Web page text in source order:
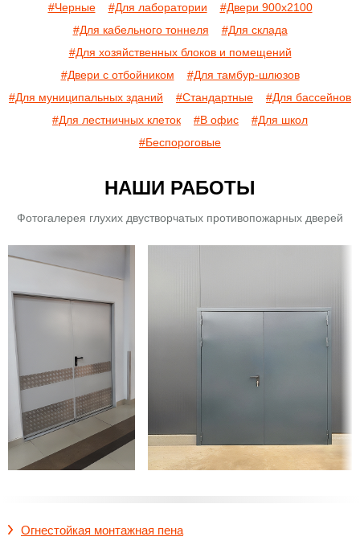
#Черные
#Для лаборатории
#Двери 900х2100
#Для кабельного тоннеля
#Для склада
#Для хозяйственных блоков и помещений
#Двери с отбойником
#Для тамбур-шлюзов
#Для муниципальных зданий
#Стандартные
#Для бассейнов
#Для лестничных клеток
#В офис
#Для школ
#Беспороговые
НАШИ РАБОТЫ
Фотогалерея глухих двустворчатых противопожарных дверей
Огнестойкая монтажная пена